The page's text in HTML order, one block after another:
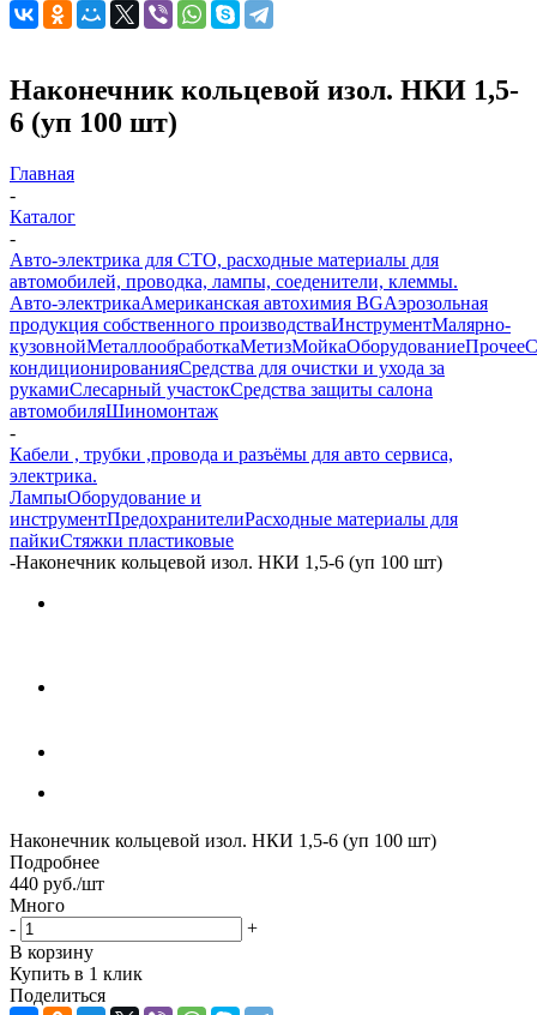
Наконечник кольцевой изол. НКИ 1,5-
6 (уп 100 шт)
Главная
-
Каталог
-
Авто-электрика для СТО, расходные материалы для
автомобилей, проводка, лампы, соеденители, клеммы.
Авто-электрикаАмериканская автохимия BGАэрозольная
продукция собственного производстваИнструментМалярно-
кузовнойМеталлообработкаМетизМойкаОборудованиеПрочее
кондиционированияСредства для очистки и ухода за
рукамиСлесарный участокСредства защиты салона
автомобиляШиномонтаж
-
Кабели , трубки ,провода и разъёмы для авто сервиса,
электрика.
ЛампыОборудование и
инструментПредохранителиРасходные материалы для
пайкиСтяжки пластиковые
-Наконечник кольцевой изол. НКИ 1,5-6 (уп 100 шт)
Наконечник кольцевой изол. НКИ 1,5-6 (уп 100 шт)
Подробнее
440 руб./шт
Много
-
+
В корзину
Купить в 1 клик
Поделиться